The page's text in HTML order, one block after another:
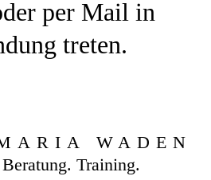
per Mail in
treten.
WADEN
Training.